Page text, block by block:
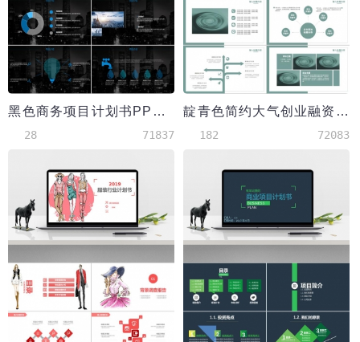
黑色商务项目计划书PPT模板
28 71837
靛青色简约大气创业融资PPT模板
182 72083